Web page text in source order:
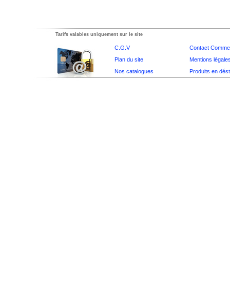
Tarifs valables uniquement sur le site
C.G.V
Contact
Plan du site
Mentions
Nos catalogues
Produits en